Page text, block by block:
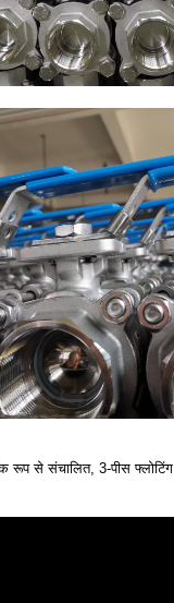
से संचालित, 3-पीस फ्लोटिंग